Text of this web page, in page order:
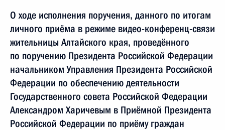
О ходе исполнения поручения, данного по итогам
личного приёма в режиме видео-конференц-связи
жительницы Алтайского края, проведённого
по поручению Президента Российской Федерации
начальником Управления Президента Российской
Федерации по обеспечению деятельности
Государственного совета Российской Федерации
Александром Харичевым в Приёмной Президента
Российской Федерации по приёму граждан